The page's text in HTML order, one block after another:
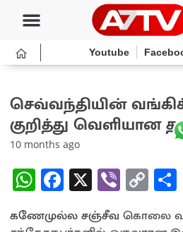
Youtube
செவ்வந்தியின்
குறித்து வெளியான
10 months ago
W
h
at
Fa
ce
b
X Vi
b
er
C
o
py
கணேமுல்ல சஞ்சீவ கொலை